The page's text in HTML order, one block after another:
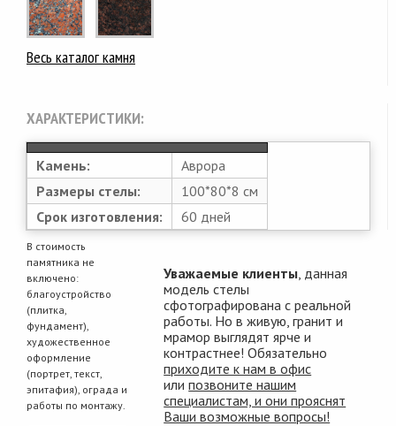
Весь каталог камня
ХАРАКТЕРИСТИКИ:
Камень:
Аврора
Размеры стелы:
100*80*8 см
Срок изготовления:
60 дней
В стоимость
памятника не
включено:
благоустройство
(плитка,
фундамент),
художественное
оформление
(портрет, текст,
эпитафия), ограда и
работы по монтажу.
Уважаемые клиенты , данная
модель стелы
сфотографирована с реальной
работы. Но в живую, гранит и
мрамор выглядят ярче и
контрастнее! Обязательно
приходите к нам в офис
илипозвоните нашим
специалистам, и они прояснят
Ваши возможные вопросы!